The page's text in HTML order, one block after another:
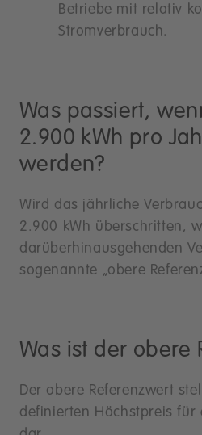
Betriebe mit relativ
Stromverbrauch.
Was passiert,
2.900 kWh pro
werden?
Wird das jährliche
2.900 kWh überschritten,
darüberhinausgehenden
sogenannte „obere
Was ist der obere
Der obere Referenzwert
definierten Höchstpreis für